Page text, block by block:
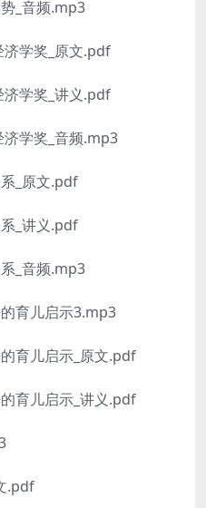
_音频.mp3
学奖_原文.pdf
学奖_讲义.pdf
学奖_音频.mp3
_原文.pdf
_讲义.pdf
_音频.mp3
育儿启示3.mp3
育儿启示_原文.pdf
育儿启示_讲义.pdf
.pdf